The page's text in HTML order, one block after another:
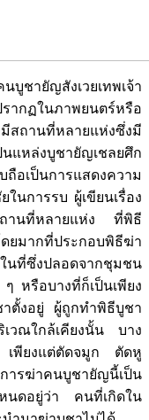
ายัญสังเวยเทพเจ้า
กฏในภาพยนตร์หรือ
สถานที่หลายแห่งซึ่งมี
นแหล่งบูชายัญเชลยศึก
เป็นการแสดงความ
นการรบ ผู้เขียนเรื่อง
ถานที่หลายแห่ง ที่พิธี
ยมากที่ประกอบพิธีฆ่า
นที่ซึ่งปลอดจากชุมชน
หรือบางที่ก็เป็นเพียง
าตั้งอยู่ ผู้ถูกทำพิธีบูชา
วณใกล้เคียงนั้น บาง
เพียงแต่ตัดจมูก ตัดหู
รฆ่าคนบูชายัญนี้เป็น
นดอยู่ว่า คนที่เกิดใน